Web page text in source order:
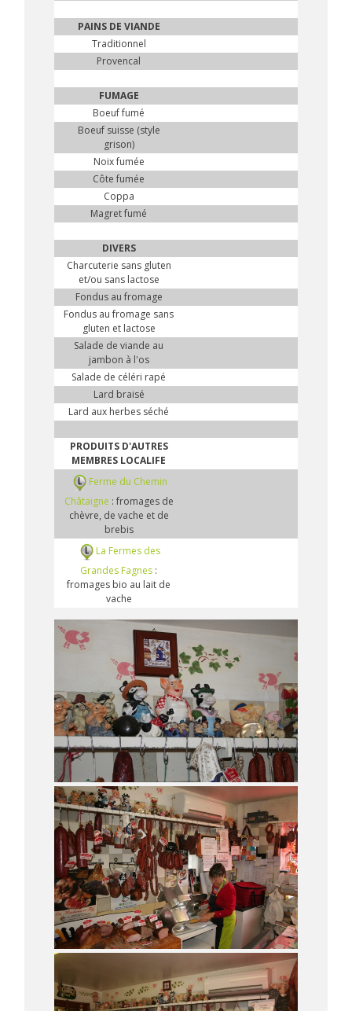
PAINS DE VIANDE
Traditionnel
Provencal
FUMAGE
Boeuf fumé
Boeuf suisse (style
grison)
Noix fumée
Côte fumée
Coppa
Magret fumé
DIVERS
Charcuterie sans gluten
et/ou sans lactose
Fondus au fromage
Fondus au fromage sans
gluten et lactose
Salade de viande au
jambon à l'os
Salade de céléri rapé
Lard braisé
Lard aux herbes séché
PRODUITS D'AUTRES
MEMBRES LOCALIFE
Ferme du Chemin
Châtaigne : fromages de
chèvre, de vache et de
brebis
La Fermes des
Grandes Fagnes :
fromages bio au lait de
vache